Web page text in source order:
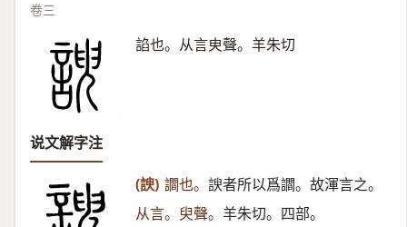
卷三
諂也。从言㬰聲。羊朱切
说文解字注
(諛) 讇也。 諛者所以爲讇。故渾言之。
从言。臾聲。 羊朱切。四部。